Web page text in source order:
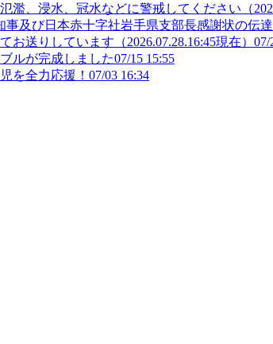
濫、浸水、冠水などに警戒してください（
事及び日本赤十字社岩手県支部長感謝状の伝
お送りしています（2026.07.28.16:45現在） 07/
ルが完成しました07/15 15:55
を全力応援！ 07/03 16:34